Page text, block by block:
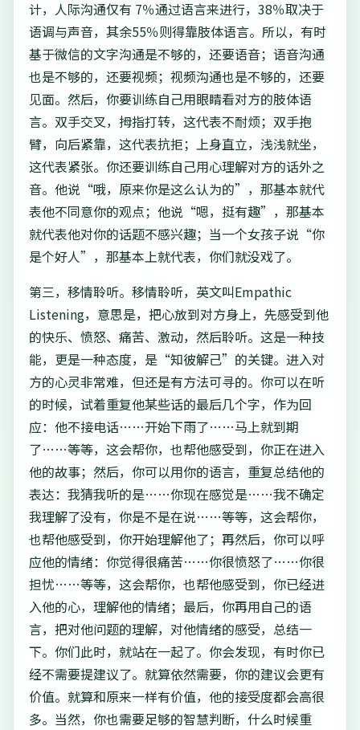
计，人际沟通仅有 7％通过语言来进行，38％取决于
语调与声音，其余55％则得靠肢体语言。所以，有时
基于微信的文字沟通是不够的，还要语音；语音沟通
也是不够的，还要视频；视频沟通也是不够的，还要
见面。然后，你要训练自己用眼睛看对方的肢体语
言。双手交叉，拇指打转，这代表不耐烦；双手抱
臂，向后紧靠，这代表抗拒；上身直立，浅浅就坐，
这代表紧张。你还要训练自己用心理解对方的话外之
音。他说“哦，原来你是这么认为的”，那基本就代
表他不同意你的观点；他说“嗯，挺有趣”，那基本
就代表他对你的话题不感兴趣；当一个女孩子说“你
是个好人”，那基本上就代表，你们就没戏了。
第三，移情聆听。移情聆听，英文叫Empathic
Listening，意思是，把心放到对方身上，先感受到他
的快乐、愤怒、痛苦、激动，然后聆听。这是一种技
能，更是一种态度，是“知彼解己”的关键。进入对
方的心灵非常难，但还是有方法可寻的。你可以在听
的时候，试着重复他某些话的最后几个字，作为回
应：他不接电话……开始下雨了……马上就到期
了……等等，这会帮你，也帮他感受到，你正在进入
他的故事；然后，你可以用你的语言，重复总结他的
表达：我猜我听的是……你现在感觉是……我不确定
我理解了没有，你是不是在说……等等，这会帮你，
也帮他感受到，你开始理解他了；再然后，你可以呼
应他的情绪：你觉得很痛苦……你很愤怒了……你很
担忧……等等，这会帮你，也帮他感受到，你已经进
入他的心，理解他的情绪；最后，你再用自己的语
言，把对他问题的理解，对他情绪的感受，总结一
下。你们此时，就站在一起了。你会发现，有时你已
经不需要提建议了。就算依然需要，你的建议会更有
价值。就算和原来一样有价值，他的接受度都会高很
多。当然，你也需要足够的智慧判断，什么时候重